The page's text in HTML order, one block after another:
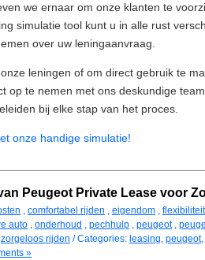
we ernaar om onze klanten te
simulatie tool kunt u in alle rust
over uw leningaanvraag.
leningen of om direct gebruik te
op te nemen met ons deskundige
bij elke stap van het proces.
onze handige simulatie!
Peugeot Private Lease voor
, comfortabel rijden , eigendom , flexibiliteit
auto , onderhoud , pechhulp , peugeot,
zorgeloos rijden / Categories: leasing, peugeot,
»